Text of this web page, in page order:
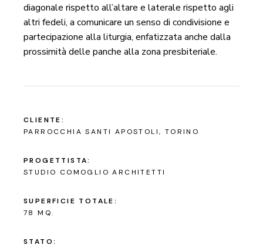
diagonale rispetto all’altare e laterale rispetto agli
altri fedeli, a comunicare un senso di condivisione e
partecipazione alla liturgia, enfatizzata anche dalla
prossimità delle panche alla zona presbiteriale.
CLIENTE:
PARROCCHIA SANTI APOSTOLI, TORINO
PROGETTISTA:
STUDIO COMOGLIO ARCHITETTI
SUPERFICIE TOTALE:
78 MQ.
STATO: